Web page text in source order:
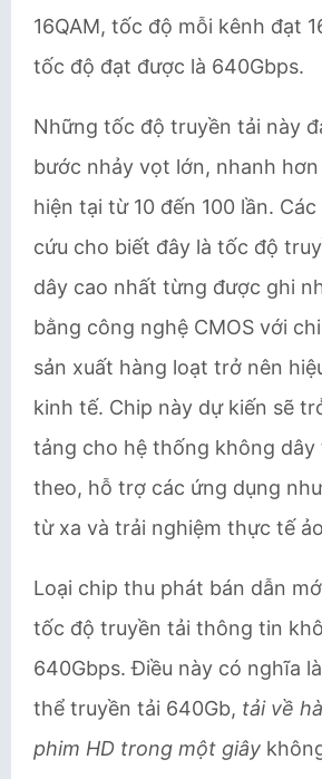
16QAM, tốc độ mỗi kênh đạt
tốc độ đạt được là 640Gbps.
Những tốc độ truyền tải này
bước nhảy vọt lớn, nhanh
hiện tại từ 10 đến 100 lần.
cứu cho biết đây là tốc độ
dây cao nhất từng được ghi
bằng công nghệ CMOS với
sản xuất hàng loạt trở nên
kinh tế. Chip này dự kiến sẽ
tảng cho hệ thống không dây
theo, hỗ trợ các ứng dụng
từ xa và trải nghiệm thực tế
Loại chip thu phát bán dẫn
tốc độ truyền tải thông tin
640Gbps. Điều này có nghĩa
thể truyền tải 640Gb, tải về
phim HD trong một giây